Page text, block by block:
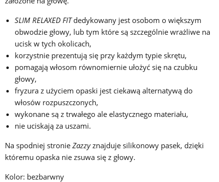
SLIM RELAXED FITdedykowany jest osobom o większym
obwodzie głowy, lub tym które są szczególnie wrażliwe na
ucisk w tych okolicach,
korzystnie prezentują się przy każdym typie skrętu,
pomagają włosom równomiernie ułożyć się na czubku
głowy,
fryzura z użyciem opaski jest ciekawą alternatywą do
włosów rozpuszczonych,
wykonane są z trwałego ale elastycznego materiału,
nie uciskają za uszami.
Na spodniej stronie Zazzyznajduje silikonowy pasek, dzięki
któremu opaska nie zsuwa się z głowy.
Kolor: bezbarwny